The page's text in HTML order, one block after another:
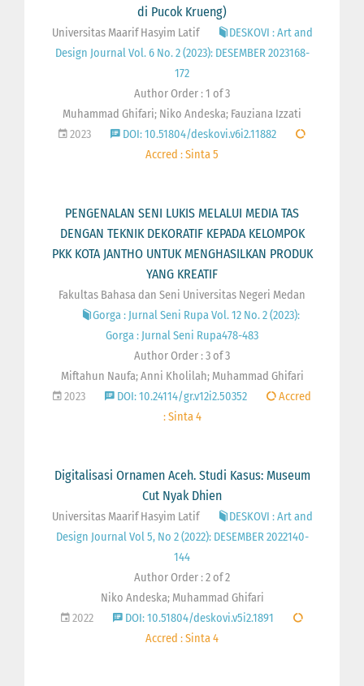
di Pucok Krueng)
Universitas Maarif Hasyim Latif
DESKOVI : Art and
Design Journal Vol. 6 No. 2 (2023): DESEMBER 2023168-
172
Author Order : 1 of 3
Muhammad Ghifari; Niko Andeska; Fauziana Izzati
2023
DOI: 10.51804/deskovi.v6i2.11882
Accred : Sinta 5
PENGENALAN SENI LUKIS MELALUI MEDIA TAS
DENGAN TEKNIK DEKORATIF KEPADA KELOMPOK
PKK KOTA JANTHO UNTUK MENGHASILKAN PRODUK
YANG KREATIF
Fakultas Bahasa dan Seni Universitas Negeri Medan
Gorga : Jurnal Seni Rupa Vol. 12 No. 2 (2023):
Gorga : Jurnal Seni Rupa478-483
Author Order : 3 of 3
Miftahun Naufa; Anni Kholilah; Muhammad Ghifari
2023
DOI: 10.24114/gr.v12i2.50352
Accred
: Sinta 4
Digitalisasi Ornamen Aceh. Studi Kasus: Museum
Cut Nyak Dhien
Universitas Maarif Hasyim Latif
DESKOVI : Art and
Design Journal Vol 5, No 2 (2022): DESEMBER 2022140-
144
Author Order : 2 of 2
Niko Andeska; Muhammad Ghifari
2022
DOI: 10.51804/deskovi.v5i2.1891
Accred : Sinta 4